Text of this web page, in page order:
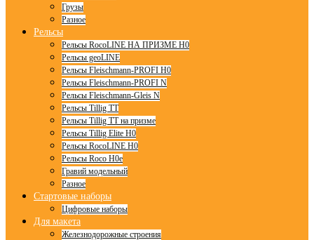
Грузы
Разное
Рельсы
Рельсы RocoLINE НА ПРИЗМЕ H0
Рельсы geoLINE
Рельсы Fleischmann-PROFI H0
Рельсы Fleischmann-PROFI N
Рельсы Fleischmann-Gleis N
Рельсы Tillig TT
Рельсы Tillig TT на призме
Рельсы Tillig Elite H0
Рельсы RocoLINE H0
Рельсы Roco H0e
Гравий модельный
Разное
Стартовые наборы
Цифровые наборы
Для макета
Железнодорожные строения